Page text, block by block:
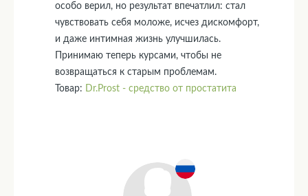
особо верил, но результат впечатлил: стал
чувствовать себя моложе, исчез дискомфорт,
и даже интимная жизнь улучшилась.
Принимаю теперь курсами, чтобы не
возвращаться к старым проблемам.
Товар: Dr.Prost - средство от простатита